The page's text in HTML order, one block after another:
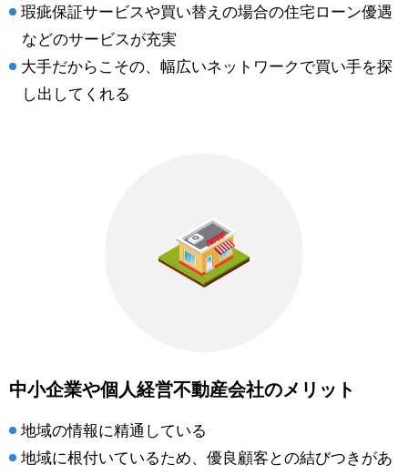
瑕疵保証サービスや買い替えの場合の住宅ローン優遇
などのサービスが充実
大手だからこその、幅広いネットワークで買い手を探
し出してくれる
中小企業や個人経営不動産会社のメリット
地域の情報に精通している
地域に根付いているため、優良顧客との結びつきがあ